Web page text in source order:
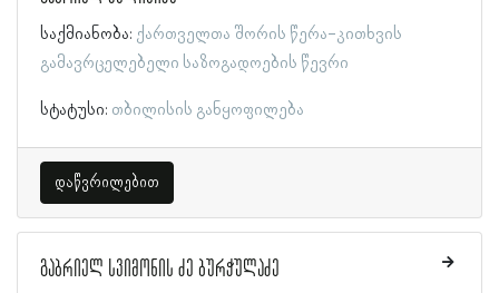
საქმიანობა: ქართველთა შორის წერა-კითხვის
გამავრცელებელი საზოგადოების წევრი
სტატუსი: თბილისის განყოფილება
დაწვრილებით
გაბრიელ სვიმონის ძე ბურჭულაძე